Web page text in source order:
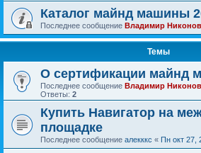
Каталог майнд машины
Последнее сообщение Владимир Никонов
Темы
О сертификации майнд
Последнее сообщение Владимир Никонов
Ответы: 2
Купить Навигатор на
площадке
Последнее сообщение алекккс « Пн окт 27,